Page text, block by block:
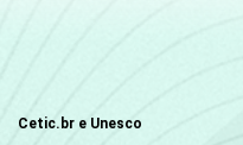
Cetic.br e Unesco